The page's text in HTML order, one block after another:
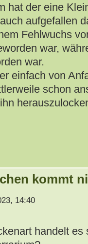
hat der eine
aufgefallen
Fehlwuchs
war,
war.
einfach von
schon
kommt
14:40
handelt es